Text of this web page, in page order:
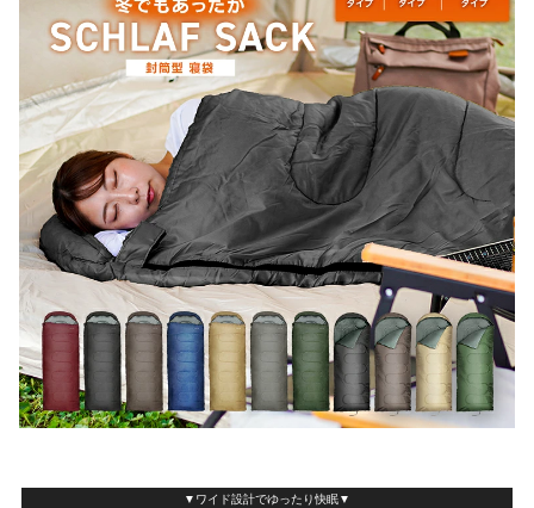
▼ワイド設計でゆったり快眠▼